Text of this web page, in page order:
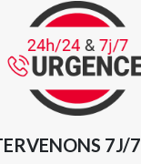
7J/